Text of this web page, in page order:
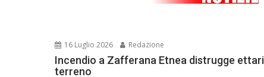
16 Luglio 2026 Redazione
Incendio a Zafferana Etnea distrugge
terreno